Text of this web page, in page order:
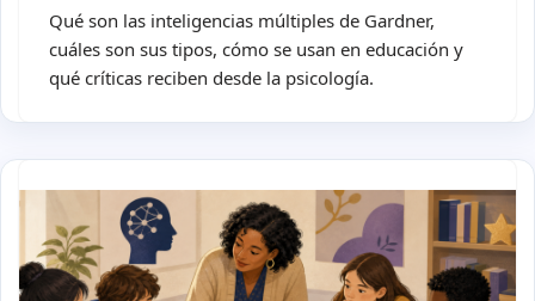
Qué son las inteligencias múltiples de Gardner,
cuáles son sus tipos, cómo se usan en educación y
qué críticas reciben desde la psicología.